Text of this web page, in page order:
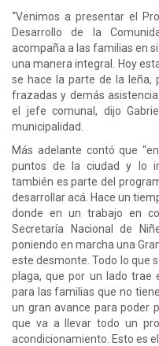
“Venimos a presentar el
Desarrollo de la
acompaña a las familias en
una manera integral. Hoy
se hace la parte de la leña,
frazadas y demás
el jefe comunal, dijo
municipalidad.
Más adelante contó que
puntos de la ciudad y lo
también es parte del
desarrollar acá. Hace un
donde en un trabajo en
Secretaría Nacional de
poniendo en marcha una
este desmonte. Todo lo que
plaga, que por un lado trae
para las familias que no
un gran avance para poder
que va a llevar todo un
acondicionamiento. Esto es